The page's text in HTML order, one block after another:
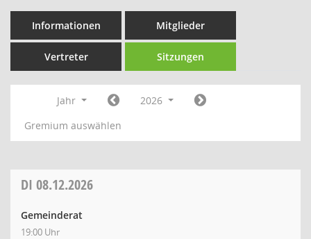
Informationen Mitglieder
Vertreter Sitzungen
Jahr
2026
Gremium auswählen
DI 08.12.2026
Gemeinderat
19:00 Uhr